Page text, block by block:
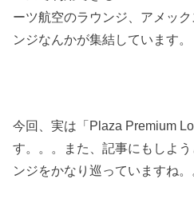
ーツ航空のラウンジ、アメッ
ンジなんかが集結しています。
今回、実は「Plaza Premium
す。。。また、記事にもしよ
ンジをかなり巡っていますね。